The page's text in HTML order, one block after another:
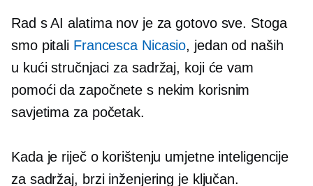
Rad s AI alatima nov je za gotovo sve. Stoga
smo pitali Francesca Nicasio, jedan od naših
u kućistručnjaci za sadržaj, koji će vam
pomoći da započnete s nekim korisnim
savjetima za početak.
Kada je riječ o korištenju umjetne inteligencije
za sadržaj, brzi inženjering je ključan.